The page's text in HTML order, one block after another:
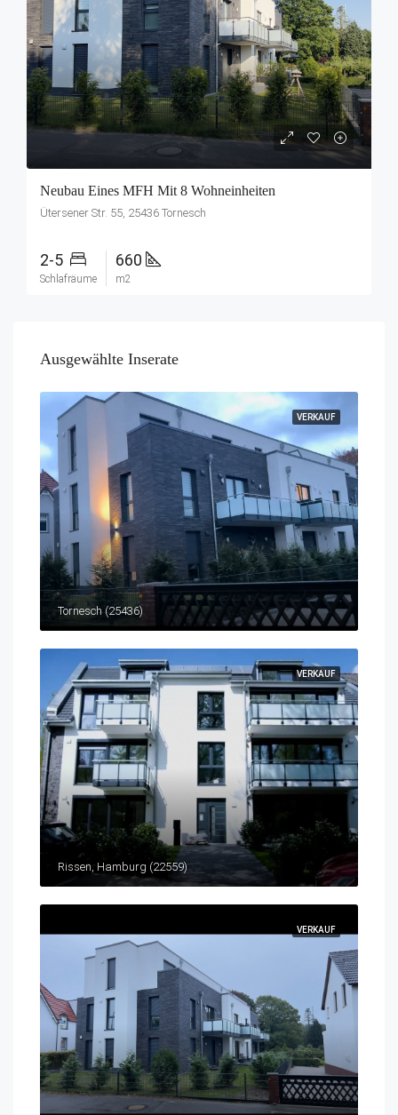
Neubau Eines MFH Mit 8 Wohneinheiten
Ütersener Str. 55, 25436 Tornesch
2-5
Schlafräume
660
m2
Ausgewählte Inserate
VERKAUF
Tornesch (25436)
VERKAUF
Rissen, Hamburg (22559)
VERKAUF